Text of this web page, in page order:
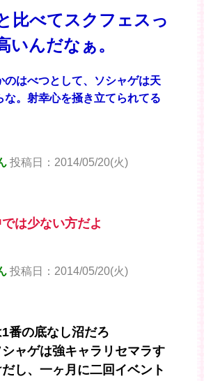
比べてスクフェスっ
いんだなぁ。
のはべつとして、ソシャゲは天
な。射幸心を掻き立てられてる
投稿日：2014/05/20(火)
は少ない方だよ
投稿日：2014/05/20(火)
番の底なし沼だろ
ャゲは強キャラリセマラす
し、一ヶ月に二回イベント